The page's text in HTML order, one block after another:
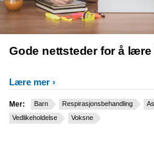
Gode nettsteder for å
Lære mer
Mer: Barn Respirasjonsbehandling
Vedlikeholdelse
Voksne